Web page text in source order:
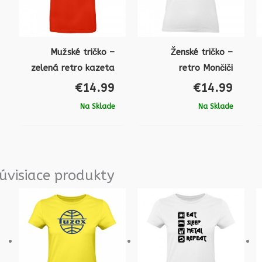
Mužské tričko –
zelená retro kazeta
€14.99
Na Sklade
Ženské tričko –
retro Mončiči
€14.99
Na Sklade
produkty